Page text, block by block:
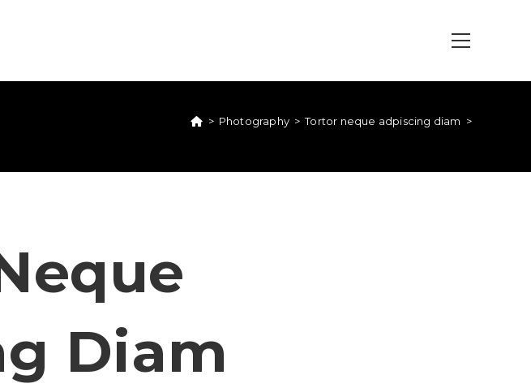
> Photography > Tortor neque adpiscing diam >
Diam